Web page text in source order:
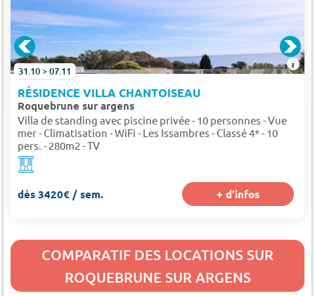
31.10 > 07.11
RÉSIDENCE VILLA CHANTOISEAU
Roquebrune sur argens
Villa de standing avec piscine privée - 10 personnes - Vue
mer - Climatisation - WiFi - Les Issambres - Classé 4* - 10
pers. - 280m2 - TV
dès 3420€ / sem. + d'infos
COMPARATIF DES LOCATIONS SUR
ROQUEBRUNE SUR ARGENS